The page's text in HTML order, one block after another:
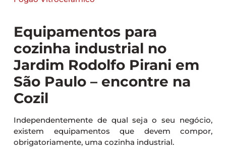
Equipamentos para
cozinha industrial no
Jardim Rodolfo Pirani em
São Paulo – encontre na
Cozil
Independentemente de qual seja o seu negócio,
existem equipamentos que devem compor,
obrigatoriamente, uma cozinha industrial.